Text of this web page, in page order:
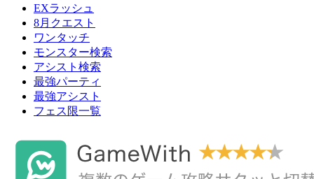
EXラッシュ
8月クエスト
ワンタッチ
モンスター検索
アシスト検索
最強パーティ
最強アシスト
フェス限一覧